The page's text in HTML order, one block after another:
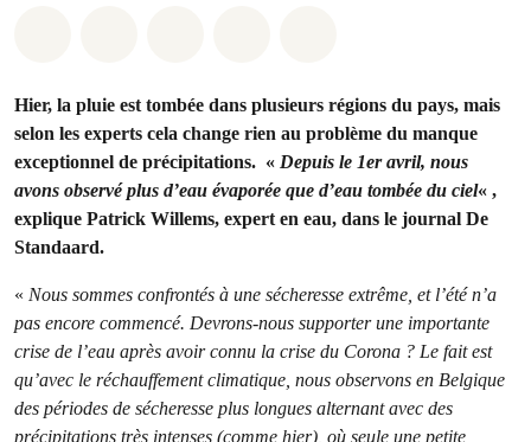
Hier, la pluie est tombée dans plusieurs régions du pays, mais
selon les experts cela change rien au problème du manque
exceptionnel de précipitations. « Depuis le 1er avril, nous
avons observé plus d’eau évaporée que d’eau tombée du ciel« ,
explique Patrick Willems, expert en eau, dans le journal De
Standaard.
« Nous sommes confrontés à une sécheresse extrême, et l’été n’a
pas encore commencé. Devrons-nous supporter une importante
crise de l’eau après avoir connu la crise du Corona ? Le fait est
qu’avec le réchauffement climatique, nous observons en Belgique
des périodes de sécheresse plus longues alternant avec des
précipitations très intenses (comme hier), où seule une petite